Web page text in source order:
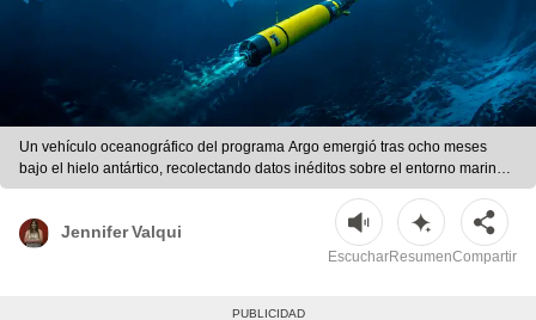
Un vehículo oceanográfico del programa Argo emergió tras ocho meses
bajo el hielo antártico, recolectando datos inéditos sobre el entorno marino y
su relación con el cambio climático. | Composición LR/Pete
Jennifer Valqui
EscucharResumenCompartir